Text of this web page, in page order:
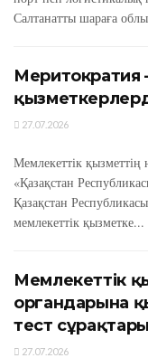
Салтанатты шараға
Меритократия
27.07.2026
Мемлекеттік қызметтің
«Қазақстан
Қазақстан
мемлекеттік қызметке...
Мемлекеттік
органдарына
тест
27.07.2026